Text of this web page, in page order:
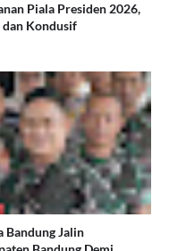
Piala Presiden 2026,
dan Kondusif
Bandung Jalin